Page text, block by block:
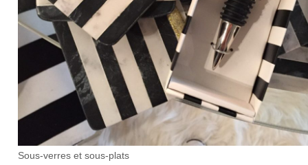
Sous-verres et sous-plats